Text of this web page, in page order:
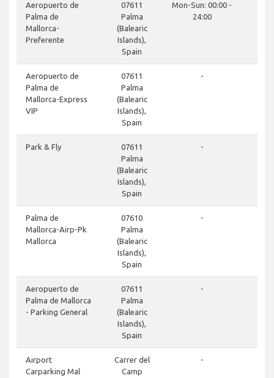
Aeropuerto de
Palma de
Mallorca-
Preferente
07611
Palma
(Balearic
Islands),
Spain
Mon-Sun: 00:00 -
24:00
Aeropuerto de
Palma de
Mallorca-Express
VIP
07611
Palma
(Balearic
Islands),
Spain
-
Park & Fly
07611
Palma
(Balearic
Islands),
Spain
-
Palma de
Mallorca-Airp-Pk
Mallorca
07610
Palma
(Balearic
Islands),
Spain
-
Aeropuerto de
Palma de Mallorca
- Parking General
07611
Palma
(Balearic
Islands),
Spain
-
Airport
Carparking Mal
Carrer del
Camp
-